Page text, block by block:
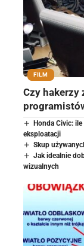
FILM
Czy hakerzy
Honda Civic:
eksploatacji
Skup
Jak idealnie
wizualnych